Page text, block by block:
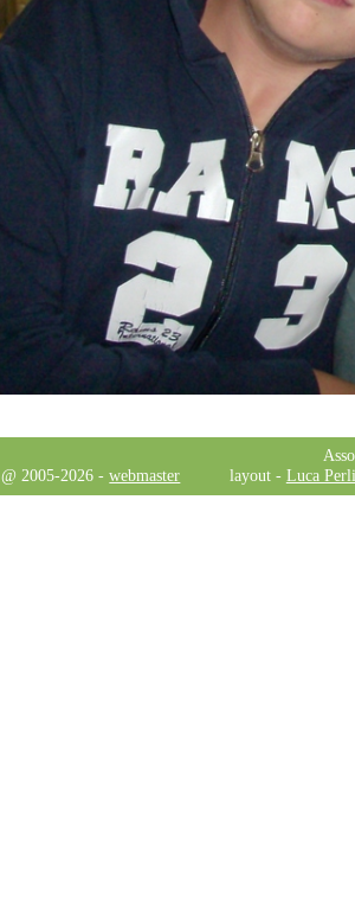
@ 2005-2026 -webmaster layout - Luca